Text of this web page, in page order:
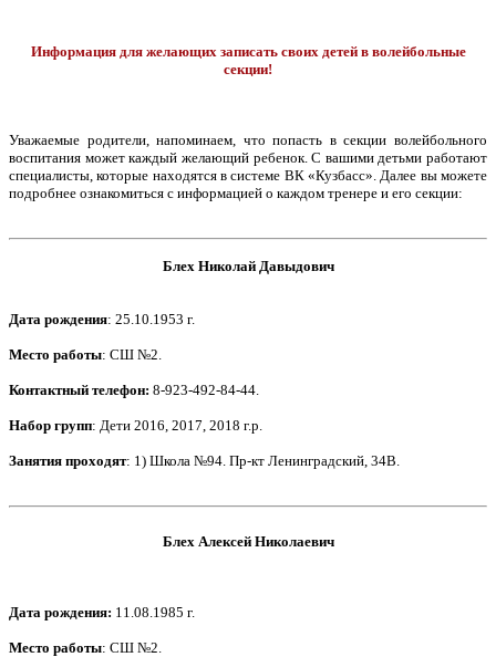
Информация для желающих записать своих детей в волейбольные
секции!
Уважаемые родители, напоминаем, что попасть в секции волейбольного
воспитания может каждый желающий ребенок. С вашими детьми работают
специалисты, которые находятся в системе ВК «Кузбасс». Далее вы можете
подробнее ознакомиться с информацией о каждом тренере и его секции:
Блех Николай Давыдович
Дата рождения: 25.10.1953 г.
Место работы: СШ №2.
Контактный телефон: 8-923-492-84-44.
Набор групп: Дети 2016, 2017, 2018 г.р.
Занятия проходят: 1) Школа №94. Пр-кт Ленинградский, 34В.
Блех Алексей Николаевич
Дата рождения: 11.08.1985 г.
Место работы: СШ №2.